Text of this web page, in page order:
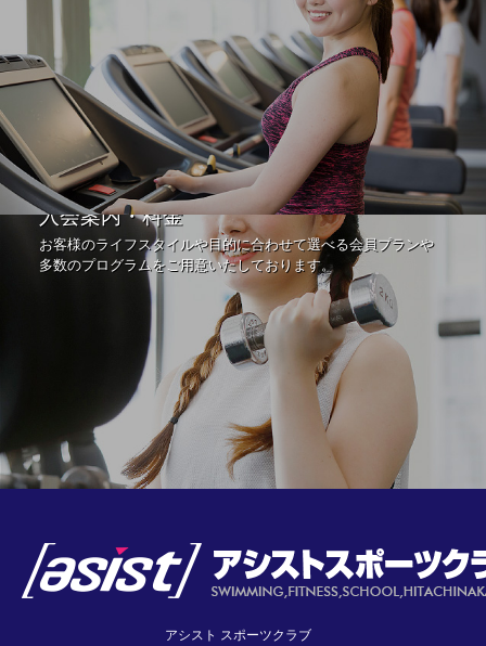
入会案内・料金
お客様のライフスタイルや目的に合わせて選べる会員プランや
多数のプログラムをご用意いたしております。
アシスト スポーツクラブ